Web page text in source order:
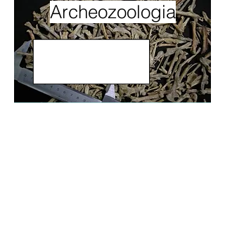
Archeozoologia